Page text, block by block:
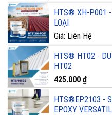
HTS® XH-P001 -
LOẠI
Giá: Liên Hệ
HTS® HT02 -
HT02
425.000 ₫
HTS®EP2103 -
EPOXY